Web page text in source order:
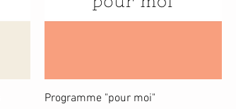
Programme "pour moi"